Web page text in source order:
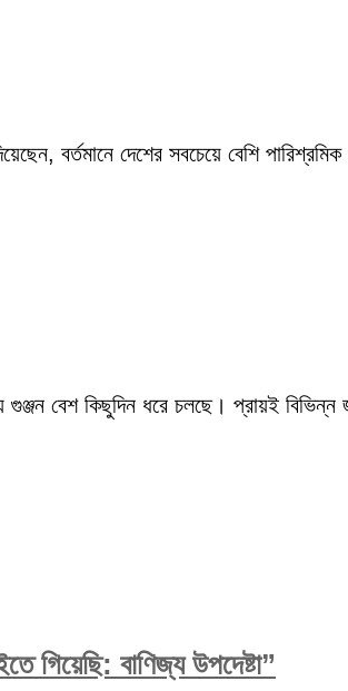
বর্তমানে দেশের সবচেয়ে বেশি
বেশ কিছুদিন ধরে চলছে। প্রায়ই
গিয়েছি: বাণিজ্য উপদেষ্টা”